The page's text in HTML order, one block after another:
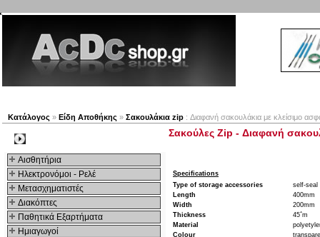
Κατάλογος » Είδη Αποθήκης » Σακουλάκια zip : Διαφανή σακουλάκια με κλείσιμο
Αισθητήρια
Ηλεκτρονόμοι - Ρελέ
Μετασχηματιστές
Διακόπτες
Παθητικά Εξαρτήματα
Hμιαγωγοί
Σακούλες Zip - Διαφανή
Specifications
Type of storage accessories
self-seal
Length
400mm
Width
200mm
Thickness
45΅m
Material
Colour